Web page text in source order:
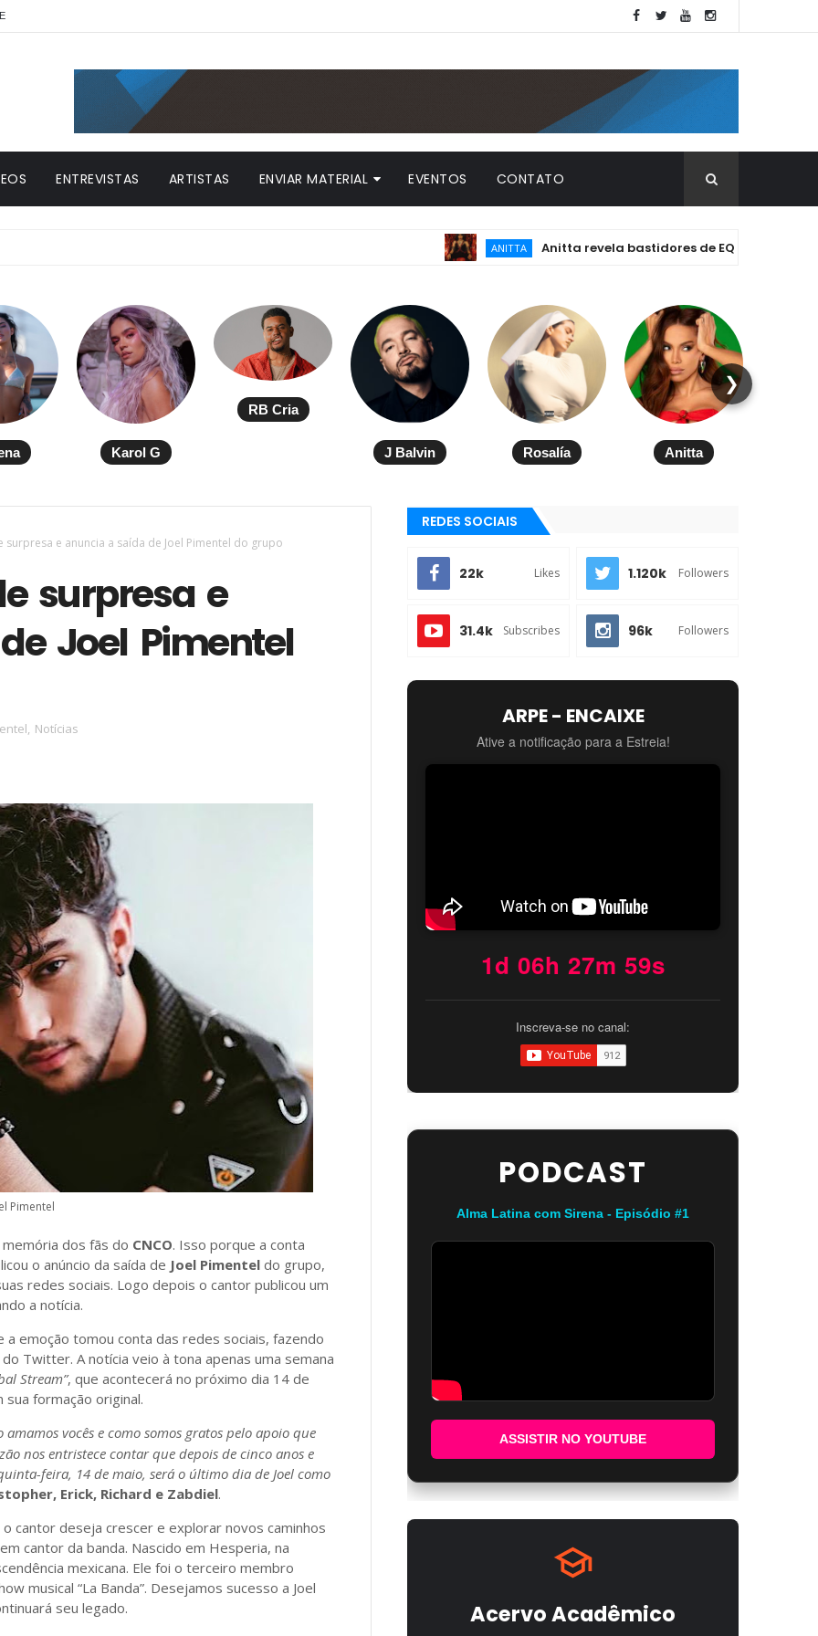
ENTREVISTAS ARTISTAS ENVIAR MATERIAL EVENTOS CONTATO
ANITTA Anitta revela bastidores de EQUILIBRIVM:
Karol G
RB Cria
J Balvin Rosalía Anitta
❯
surpresa e anuncia a saída de Joel Pimentel do grupo
surpresa e
Joel Pimentel
, Notícias
Pimentel
dos fãs do CNCO. Isso porque a conta
o anúncio da saída de Joel Pimentel do grupo,
redes sociais. Logo depois o cantor publicou um
a notícia.
a emoção tomou conta das redes sociais, fazendo
do Twitter. A notícia veio à tona apenas uma semana
Stream”, que acontecerá no próximo dia 14 de
formação original.
vocês e como somos gratos pelo apoio que
nos entristece contar que depois de cinco anos e
feira, 14 de maio, será o último dia de Joel como
Erick, Richard e Zabdiel.
o cantor deseja crescer e explorar novos caminhos
cantor da banda. Nascido em Hesperia, na
mexicana. Ele foi o terceiro membro
musical “La Banda”. Desejamos sucesso a Joel
seu legado.
REDES SOCIAIS
22k Likes 1.120k Followers
31.4k Subscribes 96k Followers
ARPE - ENCAIXE
Ative a notificação para a Estreia!
1d 06h 27m 58s
Inscreva-se no canal:
PODCAST
Alma Latina com Sirena - Episódio #1
ASSISTIR NO YOUTUBE
Acervo Acadêmico